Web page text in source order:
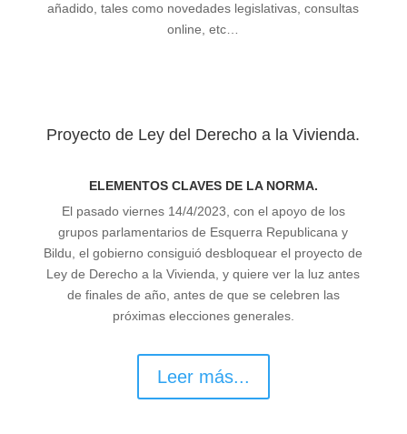
añadido, tales como novedades legislativas, consultas
online, etc…
Proyecto de Ley del Derecho a la Vivienda.
ELEMENTOS CLAVES DE LA NORMA.
El pasado viernes 14/4/2023, con el apoyo de los
grupos parlamentarios de Esquerra Republicana y
Bildu, el gobierno consiguió desbloquear el proyecto de
Ley de Derecho a la Vivienda, y quiere ver la luz antes
de finales de año, antes de que se celebren las
próximas elecciones generales.
Leer más...